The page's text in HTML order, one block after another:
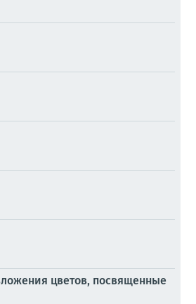
цветов, посвященные